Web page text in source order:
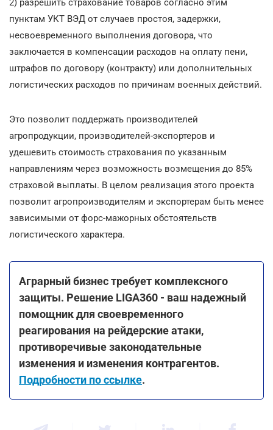
2) разрешить страхование товаров согласно этим
пунктам УКТ ВЭД от случаев простоя, задержки,
несвоевременного выполнения договора, что
заключается в компенсации расходов на оплату пени,
штрафов по договору (контракту) или дополнительных
логистических расходов по причинам военных действий.
Это позволит поддержать производителей
агропродукции, производителей-экспортеров и
удешевить стоимость страхования по указанным
направлениям через возможность возмещения до 85%
страховой выплаты. В целом реализация этого проекта
позволит агропроизводителям и экспортерам быть менее
зависимыми от форс-мажорных обстоятельств
логистического характера.
Аграрный бизнес требует комплексного
защиты. Решение LIGA360 - ваш надежный
помощник для своевременного
реагирования на рейдерские атаки,
противоречивые законодательные
изменения и изменения контрагентов.
Подробности по ссылке.